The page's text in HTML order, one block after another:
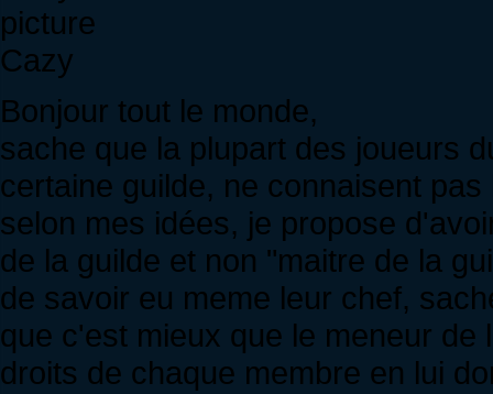
Cazy
Bonjour tout le monde,
sache que la plupart des joueurs
certaine guilde, ne connaisent
selon mes idées, je propose
de la guilde et non "maitre de la
de savoir eu meme leur chef,
que c'est mieux que le meneur
droits de chaque membre en lui